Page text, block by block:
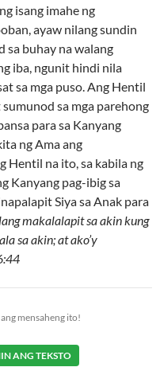
isang imahe ng
ayaw nilang sundin
sa buhay na walang
iba, ngunit hindi nila
sa mga puso. Ang Hentil
sa mga parehong
para sa Kanyang
ng Ama ang
Hentil na ito, sa kabila ng
Kanyang pag-ibig sa
Siya sa Anak para
makalalapit sa akin kung
sa akin; at ako’y
mensaheng ito!
ANG TEKSTO